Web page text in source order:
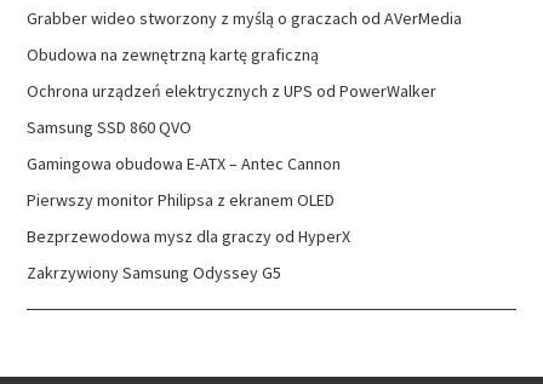
Grabber wideo stworzony z myślą o graczach od AVerMedia
Obudowa na zewnętrzną kartę graficzną
Ochrona urządzeń elektrycznych z UPS od PowerWalker
Samsung SSD 860 QVO
Gamingowa obudowa E-ATX – Antec Cannon
Pierwszy monitor Philipsa z ekranem OLED
Bezprzewodowa mysz dla graczy od HyperX
Zakrzywiony Samsung Odyssey G5